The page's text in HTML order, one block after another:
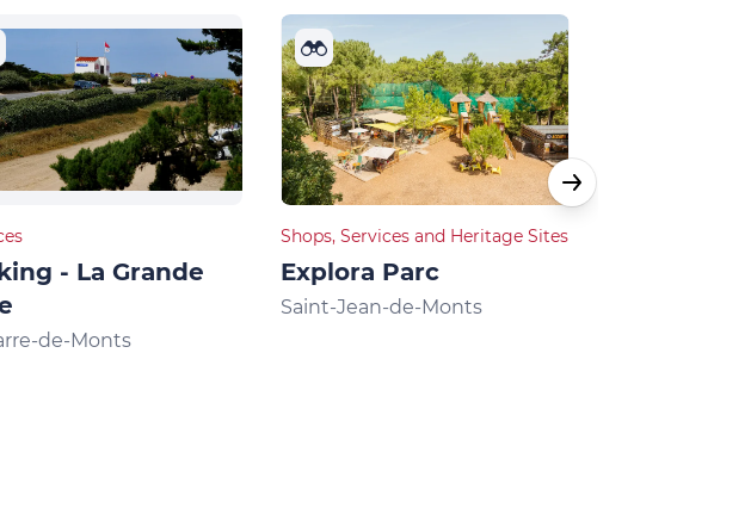
- La Grande
de-Monts
Shops, Services and Heritage Sites
Explora Parc
Saint-Jean-de-Monts